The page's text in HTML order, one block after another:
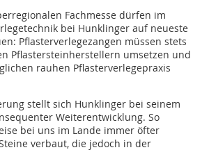
Fachmesse dürfen im
bei Hunklinger auf neueste
Pflasterverlegezangen müssen stets
Pflastersteinherstellern umsetzen und
rauhen Pflasterverlegepraxis
stellt sich Hunklinger bei seinem
Weiterentwicklung. So
bei uns im Lande immer öfter
verbaut, die jedoch in der